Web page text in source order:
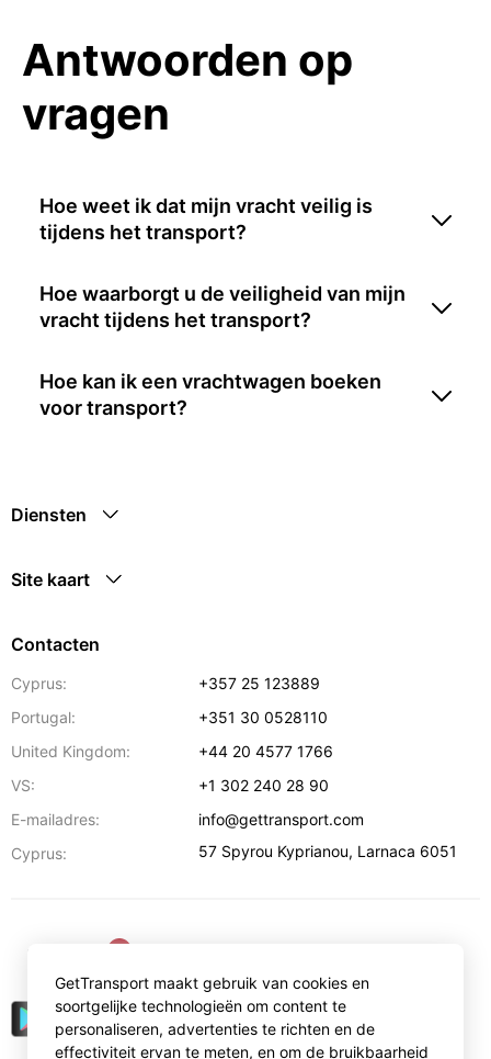
Antwoorden op
vragen
Hoe weet ik dat mijn vracht veilig is
tijdens het transport?
Hoe waarborgt u de veiligheid van mijn
vracht tijdens het transport?
Hoe kan ik een vrachtwagen boeken
voor transport?
Diensten
Site kaart
Contacten
Cyprus:
+357 25 123889
Portugal:
+351 30 0528110
United Kingdom:
+44 20 4577 1766
VS:
+1 302 240 28 90
E-mailadres:
info@gettransport.com
Cyprus:
57 Spyrou Kyprianou, Larnaca 6051
GetTransport maakt gebruik van cookies en
soortgelijke technologieën om content te
personaliseren, advertenties te richten en de
effectiviteit ervan te meten, en om de bruikbaarheid